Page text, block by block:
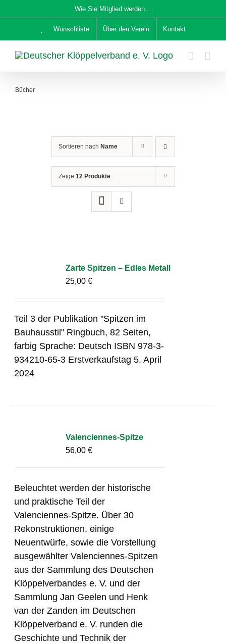
Inhalt
Wie Sie Mitglied werden…
Wunschliste Über den Verein Kontakt
Bücher
Sortieren nach Name
Zeige 12 Produkte
Zarte Spitzen – Edles Metall
25,00€
Teil 3 der Publikation "Spitzen im
Bauhausstil" Ringbuch, 82 Seiten,
farbig Sprache: Deutsch ISBN 978-3-
934210-65-3 Erstverkaufstag 5. April
2024
Valenciennes-Spitze
56,00€
Beleuchtet werden der historische
und praktische Teil der
Valenciennes-Spitze. Über 30
Rekonstruktionen, einige
Neuentwürfe, sowie die Vorstellung
ausgewählter Valenciennes-Spitzen
aus der Sammlung des Deutschen
Klöppelverbandes e. V. und der
Sammlung Jan Geelen und Henk
van der Zanden im Deutschen
Klöppelverband e. V. runden die
Geschichte und Technik der